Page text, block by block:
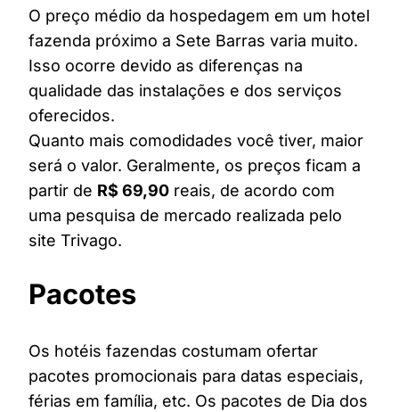
O preço médio da hospedagem em um hotel
fazenda próximo a Sete Barras varia muito.
Isso ocorre devido as diferenças na
qualidade das instalações e dos serviços
oferecidos.
Quanto mais comodidades você tiver, maior
será o valor. Geralmente, os preços ficam a
partir de R$ 69,90 reais, de acordo com
uma pesquisa de mercado realizada pelo
site Trivago.
Pacotes
Os hotéis fazendas costumam ofertar
pacotes promocionais para datas especiais,
férias em família, etc. Os pacotes de Dia dos